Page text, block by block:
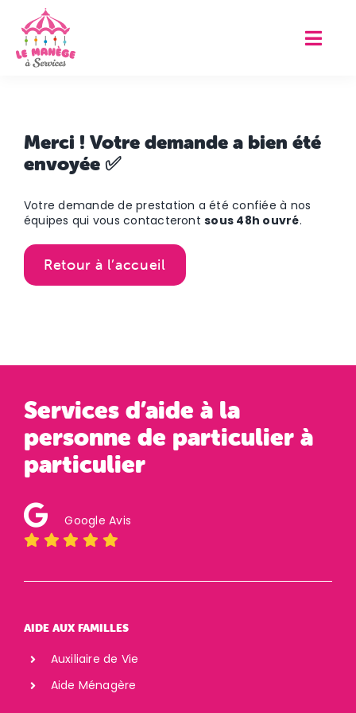
Passer
contenu
Merci ! Votre demande a bien été
envoyée ✅
Votre demande de prestation a été confiée à nos
équipes qui vous contacterontsous 48h ouvré.
Retour à l’accueil
Services d’aide à la
personne de particulier à
particulier
Google Avis
AIDE AUX FAMILLES
Auxiliaire de Vie
Aide Ménagère